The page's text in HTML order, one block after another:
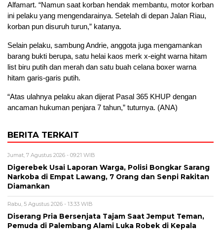
Alfamart. “Namun saat korban hendak membantu, motor korban
ini pelaku yang mengendarainya. Setelah di depan Jalan Riau,
korban pun disuruh turun,” katanya.
Selain pelaku, sambung Andrie, anggota juga mengamankan
barang bukti berupa, satu helai kaos merk x-eight warna hitam
list biru putih dan merah dan satu buah celana boxer warna
hitam garis-garis putih.
“Atas ulahnya pelaku akan dijerat Pasal 365 KHUP dengan
ancaman hukuman penjara 7 tahun,” tuturnya. (ANA)
BERITA TERKAIT
Jumat, 7 Agustus 2026 - 09:21 WIB
Digerebek Usai Laporan Warga, Polisi Bongkar Sarang
Narkoba di Empat Lawang, 7 Orang dan Senpi Rakitan
Diamankan
Rabu, 5 Agustus 2026 - 13:33 WIB
Diserang Pria Bersenjata Tajam Saat Jemput Teman,
Pemuda di Palembang Alami Luka Robek di Kepala